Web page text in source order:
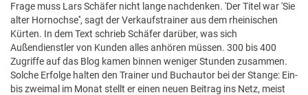
Frage muss Lars Schäfer nicht lange nachdenken. 'Der Titel war 'Sie
alter Hornochse'', sagt der Verkaufstrainer aus dem rheinischen
Kürten. In dem Text schrieb Schäfer darüber, was sich
Außendienstler von Kunden alles anhören müssen. 300 bis 400
Zugriffe auf das Blog kamen binnen weniger Stunden zusammen.
Solche Erfolge halten den Trainer und Buchautor bei der Stange: Ein-
bis zweimal im Monat stellt er einen neuen Beitrag ins Netz, meist